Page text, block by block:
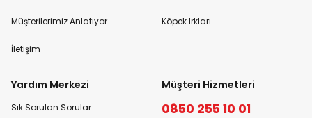
Müşterilerimiz Anlatıyor
İletişim
Köpek Irkları
Yardım Merkezi
Sık Sorulan Sorular
Müşteri Hizmetleri
0850 255 10 01